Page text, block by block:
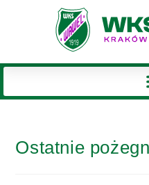
Ostatnie